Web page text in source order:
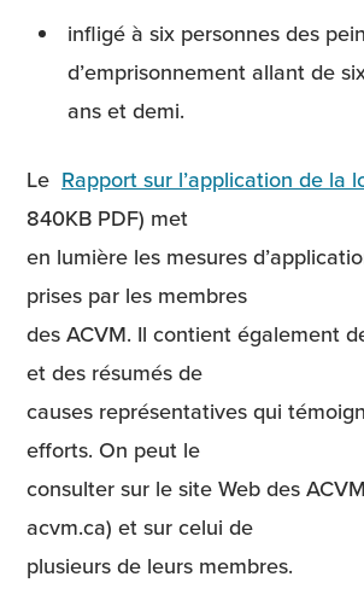
infligé à six personnes des
d’emprisonnement allant de
ans et demi.
Le Rapport sur l’application de la
840KB PDF) met
en lumière les mesures
prises par les membres
des ACVM. Il contient également
et des résumés de
causes représentatives qui
efforts. On peut le
consulter sur le site Web des
acvm.ca) et sur celui de
plusieurs de leurs membres.